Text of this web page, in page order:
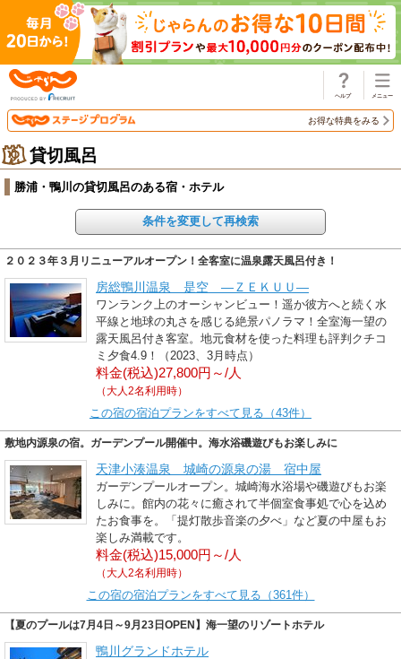
お得な特典をみる
貸切風呂
勝浦・鴨川の貸切風呂のある宿・ホテル
条件を変更して再検索
２０２３年３月リニューアルオープン！全客室に温泉露天風呂付き！
房総鴨川温泉 是空 ―ＺＥＫＵＵ―
ワンランク上のオーシャンビュー！遥か彼方へと続く水
平線と地球の丸さを感じる絶景パノラマ！全室海一望の
露天風呂付き客室。地元食材を使った料理も評判クチコ
ミ夕食4.9！（2023、3月時点）
料金(税込)27,800円～/人
（大人2名利用時）
この宿の宿泊プランをすべて見る（43件）
敷地内源泉の宿。ガーデンプール開催中。海水浴磯遊びもお楽しみに
天津小湊温泉 城崎の源泉の湯 宿中屋
ガーデンプールオープン。城崎海水浴場や磯遊びもお楽
しみに。館内の花々に癒されて半個室食事処で心を込め
たお食事を。「提灯散歩音楽の夕べ」など夏の中屋もお
楽しみ満載です。
料金(税込)15,000円～/人
（大人2名利用時）
この宿の宿泊プランをすべて見る（361件）
【夏のプールは7月4日～9月23日OPEN】海一望のリゾートホテル
鴨川グランドホテル